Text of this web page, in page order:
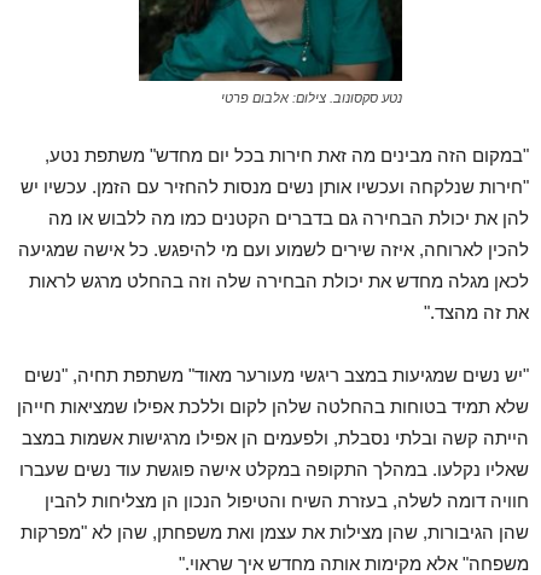
נטע סקסונוב. צילום: אלבום פרטי
"במקום הזה מבינים מה זאת חירות בכל יום מחדש" משתפת נטע,
"חירות שנלקחה ועכשיו אותן נשים מנסות להחזיר עם הזמן. עכשיו יש
להן את יכולת הבחירה גם בדברים הקטנים כמו מה ללבוש או מה
להכין לארוחה, איזה שירים לשמוע ועם מי להיפגש. כל אישה שמגיעה
לכאן מגלה מחדש את יכולת הבחירה שלה וזה בהחלט מרגש לראות
את זה מהצד."
"יש נשים שמגיעות במצב ריגשי מעורער מאוד" משתפת תחיה, "נשים
שלא תמיד בטוחות בהחלטה שלהן לקום וללכת אפילו שמציאות חייהן
הייתה קשה ובלתי נסבלת, ולפעמים הן אפילו מרגישות אשמות במצב
שאליו נקלעו. במהלך התקופה במקלט אישה פוגשת עוד נשים שעברו
חוויה דומה לשלה, בעזרת השיח והטיפול הנכון הן מצליחות להבין
שהן הגיבורות, שהן מצילות את עצמן ואת משפחתן, שהן לא "מפרקות
משפחה" אלא מקימות אותה מחדש איך שראוי."